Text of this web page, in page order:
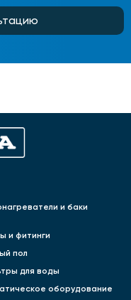
и баки
и фитинги
пол
для воды
оборудование